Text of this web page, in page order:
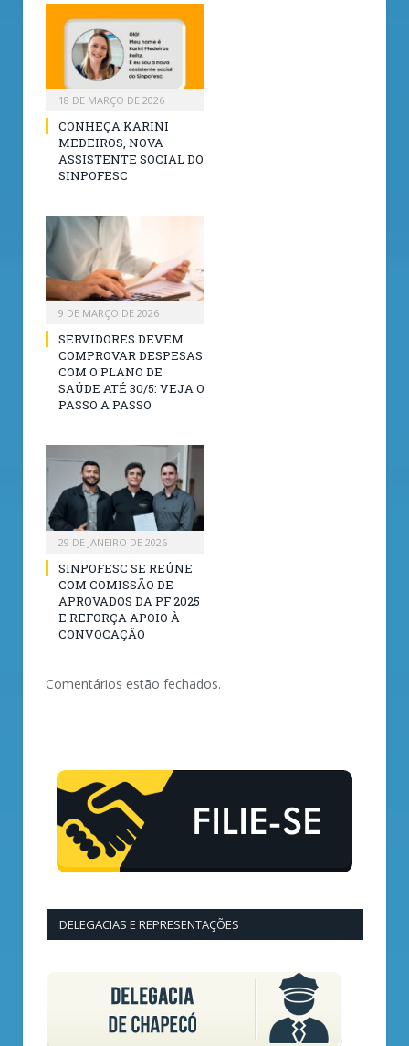
18 DE MARÇO DE 2026
CONHEÇA KARINI
MEDEIROS, NOVA
ASSISTENTE SOCIAL DO
SINPOFESC
9 DE MARÇO DE 2026
SERVIDORES DEVEM
COMPROVAR DESPESAS
COM O PLANO DE
SAÚDE ATÉ 30/5: VEJA O
PASSO A PASSO
29 DE JANEIRO DE 2026
SINPOFESC SE REÚNE
COM COMISSÃO DE
APROVADOS DA PF 2025
E REFORÇA APOIO À
CONVOCAÇÃO
Comentários estão fechados.
DELEGACIAS E REPRESENTAÇÕES